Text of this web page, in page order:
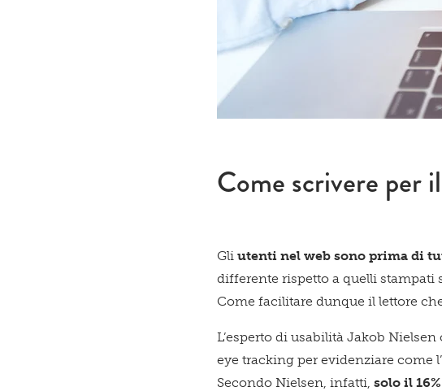
Come scrivere per
Gliutenti nel web sono prima di
differente rispetto a quelli stampati
Come facilitare dunque il lettore
L’esperto di usabilità Jakob
eye tracking per evidenziare come
Secondo Nielsen, infatti,solo il